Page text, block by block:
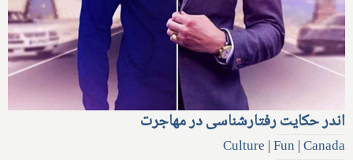
اندر حکایت رفتار‌شناسی در مهاجرت
Culture |Fun |Canada